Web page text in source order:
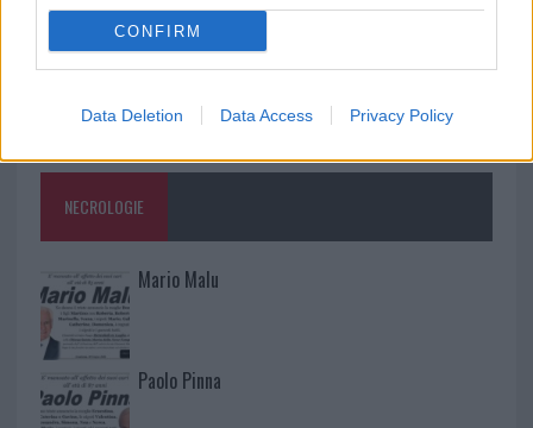
CONFIRM
Data Deletion Data Access Privacy Policy
NECROLOGIE
Mario Malu
Paolo Pinna